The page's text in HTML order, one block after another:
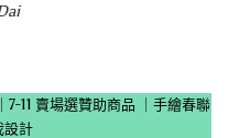
7-11 賣場選贊助商品
手繪春聯
設計